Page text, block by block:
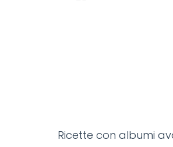
Ricette con albumi